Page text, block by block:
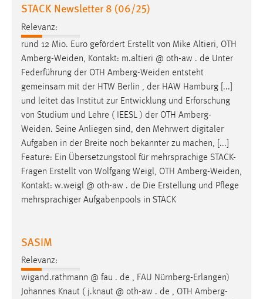
STACK Newsletter 8 (06/25)
Relevanz:
rund 12 Mio. Euro gefördert Erstellt von Mike Altieri, OTH
Amberg-Weiden, Kontakt: m.altieri @ oth-aw . de Unter
Federführung der OTH Amberg-Weiden entsteht
gemeinsam mit der HTW Berlin , der HAW Hamburg [...]
und leitet das Institut zur Entwicklung und Erforschung
von Studium und Lehre ( IEESL ) der OTH Amberg-
Weiden. Seine Anliegen sind, den Mehrwert digitaler
Aufgaben in der Breite noch bekannter zu machen, [...]
Feature: Ein Übersetzungstool für mehrsprachige STACK-
Fragen Erstellt von Wolfgang Weigl, OTH Amberg-Weiden,
Kontakt: w.weigl @ oth-aw . de Die Erstellung und Pflege
mehrsprachiger Aufgabenpools in STACK
SASIM
Relevanz:
wigand.rathmann @ fau . de , FAU Nürnberg-Erlangen)
Johannes Knaut ( j.knaut @ oth-aw . de , OTH Amberg-